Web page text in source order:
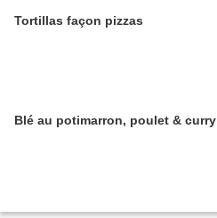
Tortillas façon pizzas
Blé au potimarron, poulet & curry